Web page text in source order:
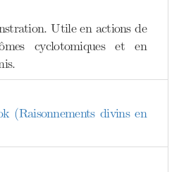
Utile en actions de
cyclotomiques et en
(Raisonnements divins en